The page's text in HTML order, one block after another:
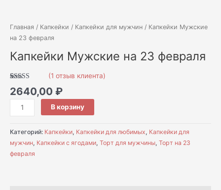
Главная / Капкейки / Капкейки для мужчин / Капкейки Мужские
на 23 февраля
Капкейки Мужские на 23 февраля
Рейтинг
5.00из 5 на
основе
опроса
1
пользователя
(1 отзыв клиента)
2640,00 ₽
Капкейки
Мужские
23
В корзину
Категорий: Капкейки, Капкейки для любимых, Капкейки для
мужчин, Капкейки с ягодами, Торт для мужчины, Торт на 23
февраля